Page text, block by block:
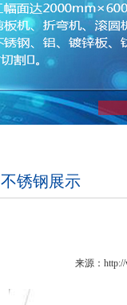
不锈钢展示
来源：